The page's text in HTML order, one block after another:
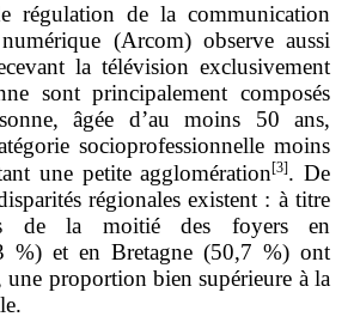
régulation de la communication
(Arcom) observe aussi
la télévision exclusivement
sont principalement composés
âgée d’au moins 50 ans,
socioprofessionnelle moins
une petite agglomération[3]. De
régionales existent : à titre
de la moitié des foyers en
%) et en Bretagne (50,7 %) ont
une proportion bien supérieure à la